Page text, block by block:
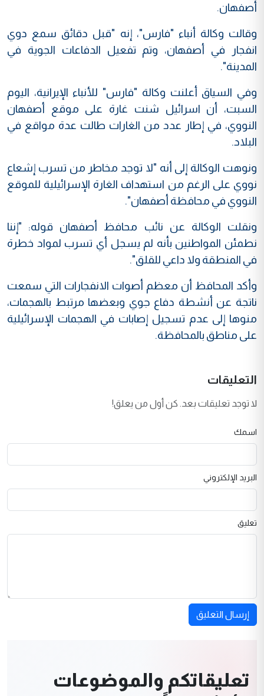
أصفهان.
وقالت وكالة أنباء "فارس"، إنه "قبل دقائق سمع دوي
انفجار في أصفهان، وتم تفعيل الدفاعات الجوية في
المدينة".
وفي السياق أعلنت وكالة "فارس" للأنباء الإيرانية، اليوم
السبت، أن اسرائيل شنت غارة على موقع أصفهان
النووي، في إطار عدد من الغارات طالت عدة مواقع في
البلاد.
ونوهت الوكالة إلى أنه "لا توجد مخاطر من تسرب إشعاع
نووي على الرغم من استهداف الغارة الإسرائيلية للموقع
النووي في محافظة أصفهان".
ونقلت الوكالة عن نائب محافظ أصفهان قوله: "إننا
نطمئن المواطنين بأنه لم يسجل أي تسرب لمواد خطرة
في المنطقة ولا داعي للقلق".
وأكد المحافظ أن معظم أصوات الانفجارات التي سمعت
ناتجة عن أنشطة دفاع جوي وبعضها مرتبط بالهجمات،
منوها إلى عدم تسجيل إصابات في الهجمات الإسرائيلية
على مناطق بالمحافظة.
التعليقات
لا توجد تعليقات بعد. كن أول من يعلق!
اسمك
البريد الإلكتروني
تعليق
إرسال التعليق
تعليقاتكم والموضوعات